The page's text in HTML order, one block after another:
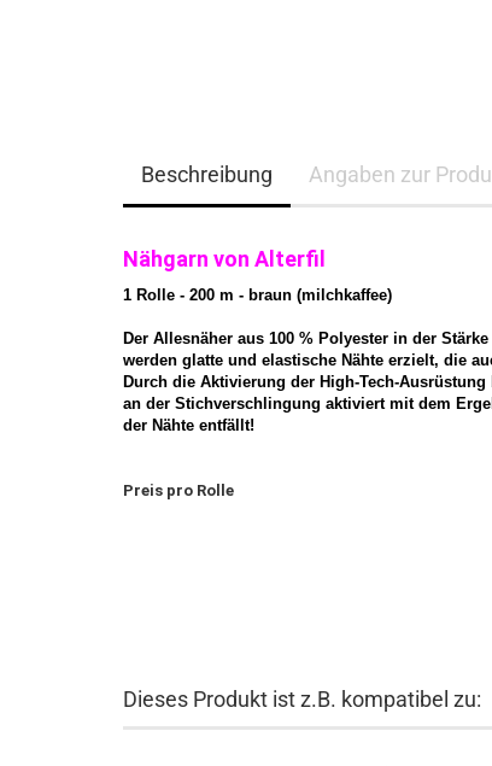
Beschreibung Angaben zur
Nähgarn von Alterfil
1 Rolle - 200 m - braun (milchkaffee)
Der Allesnäher aus 100 % Polyester in der
werden glatte und elastische Nähte erzielt, die
Durch die Aktivierung der High-Tech-
an der Stichverschlingung aktiviert mit dem
der Nähte entfällt!
Preis pro Rolle
Dieses Produkt ist z.B. kompatibel zu: